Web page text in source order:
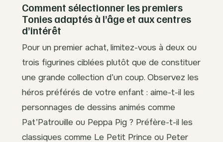
Comment sélectionner les premiers
Tonies adaptés à l’âge et aux centres
d’intérêt
Pour un premier achat, limitez-vous à deux ou
trois figurines ciblées plutôt que de constituer
une grande collection d’un coup. Observez les
héros préférés de votre enfant : aime-t-il les
personnages de dessins animés comme
Pat’Patrouille ou Peppa Pig ? Préfère-t-il les
classiques comme Le Petit Prince ou Peter